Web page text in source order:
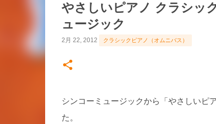
やさしいピアノ クラシッ
ュージック
2月 22, 2012 クラシックピアノ（オムニバス）
シンコーミュージックから「やさしいピ
た。